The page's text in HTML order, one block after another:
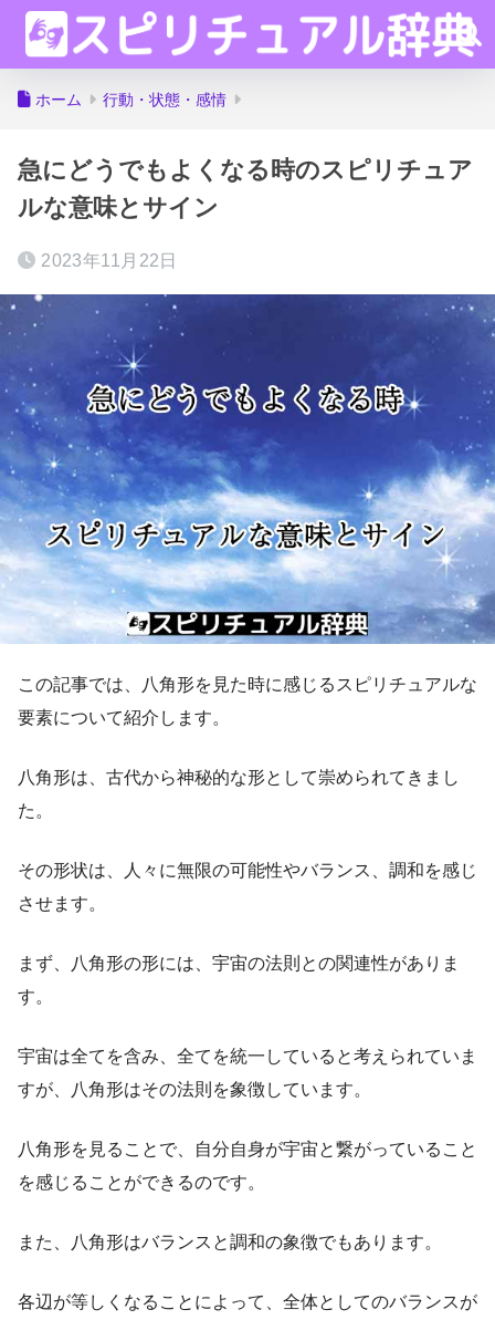
ホーム 行動・状態・感情
急にどうでもよくなる時のスピリチュア
ルな意味とサイン
2023年11月22日
この記事では、八角形を見た時に感じるスピリチュアルな
要素について紹介します。
八角形は、古代から神秘的な形として崇められてきまし
た。
その形状は、人々に無限の可能性やバランス、調和を感じ
させます。
まず、八角形の形には、宇宙の法則との関連性がありま
す。
宇宙は全てを含み、全てを統一していると考えられていま
すが、八角形はその法則を象徴しています。
八角形を見ることで、自分自身が宇宙と繋がっていること
を感じることができるのです。
また、八角形はバランスと調和の象徴でもあります。
各辺が等しくなることによって、全体としてのバランスが